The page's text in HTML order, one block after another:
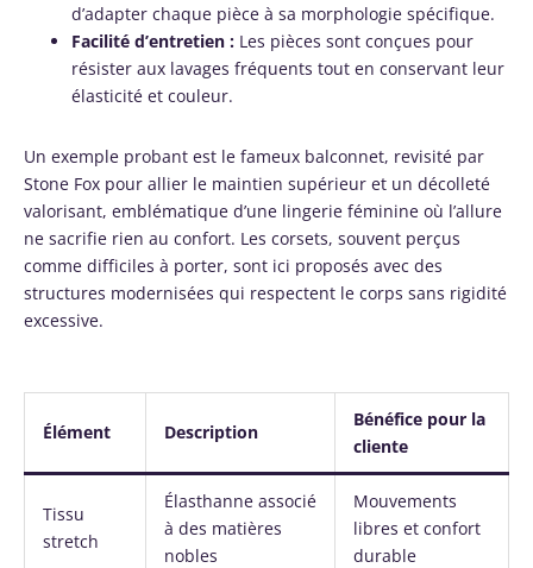
d’adapter chaque pièce à sa morphologie spécifique.
Facilité d’entretien : Les pièces sont conçues pour
résister aux lavages fréquents tout en conservant leur
élasticité et couleur.
Un exemple probant est le fameux balconnet, revisité par
Stone Fox pour allier le maintien supérieur et un décolleté
valorisant, emblématique d’une lingerie féminine où l’allure
ne sacrifie rien au confort. Les corsets, souvent perçus
comme difficiles à porter, sont ici proposés avec des
structures modernisées qui respectent le corps sans rigidité
excessive.
Élément Description
Bénéfice pour la
cliente
Tissu
stretch
Élasthanne associé
à des matières
nobles
Mouvements
libres et confort
durable